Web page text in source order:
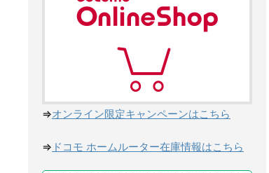
⇒オンライン限定キャンペーンはこちら
⇒ ドコモ ホームルーター在庫情報はこちら